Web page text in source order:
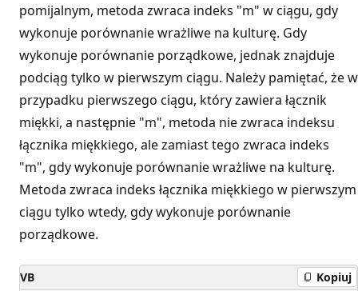
pomijalnym, metoda zwraca indeks "m" w ciągu, gdy
wykonuje porównanie wrażliwe na kulturę. Gdy
wykonuje porównanie porządkowe, jednak znajduje
podciąg tylko w pierwszym ciągu. Należy pamiętać, że w
przypadku pierwszego ciągu, który zawiera łącznik
miękki, a następnie "m", metoda nie zwraca indeksu
łącznika miękkiego, ale zamiast tego zwraca indeks
"m", gdy wykonuje porównanie wrażliwe na kulturę.
Metoda zwraca indeks łącznika miękkiego w pierwszym
ciągu tylko wtedy, gdy wykonuje porównanie
porządkowe.
VB Kopiuj